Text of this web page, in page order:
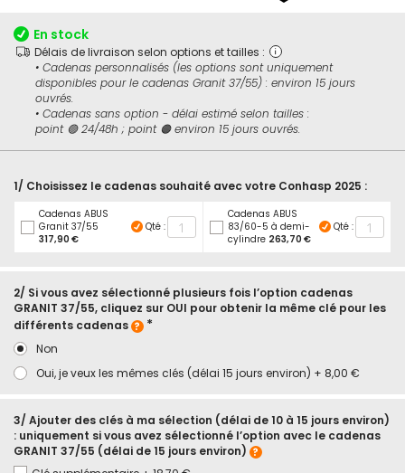
de
la
Galerie
d’images
En stock
Délais de livraison selon options et tailles :
• Cadenas personnalisés (les options sont uniquement
disponibles pour le cadenas Granit 37/55) : environ 15 jours
ouvrés.
• Cadenas sans option - délai estimé selon tailles :
point 🟢 24/48h ; point 🟠 environ 15 jours ouvrés.
1/ Choisissez le cadenas souhaité avec votre Conhasp 2025 :
Cadenas ABUS
Granit 37/55
317,90 €
Qté :
Cadenas ABUS
83/60-5 à demi-
cylindre 263,70 €
Qté :
2/ Si vous avez sélectionné plusieurs fois l’option cadenas
GRANIT 37/55, cliquez sur OUI pour obtenir la même clé pour les
différents cadenas
Non
Oui, je veux les mêmes clés (délai 15 jours environ) + 8,00 €
3/ Ajouter des clés à ma sélection (délai de 10 à 15 jours environ)
: uniquement si vous avez sélectionné l’option avec le cadenas
GRANIT 37/55 (délai de 15 jours environ)